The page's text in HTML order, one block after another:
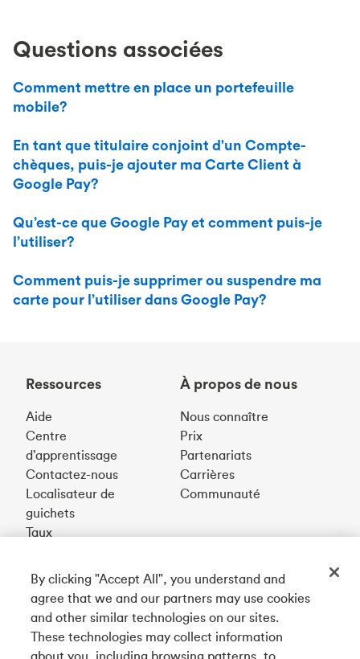
Questions associées
Comment mettre en place un portefeuille
mobile?
En tant que titulaire conjoint d'un Compte-
chèques, puis-je ajouter ma Carte Client à
Google Pay?
Qu’est-ce que Google Pay et comment puis-je
l’utiliser?
Comment puis-je supprimer ou suspendre ma
carte pour l’utiliser dans Google Pay?
Ressources
Aide
Centre
d’apprentissage
Contactez-nous
Localisateur de
guichets
Taux
À propos de nous
Nous connaître
Prix
Partenariats
Carrières
Communauté
Téléchargez notre appli
Connectez-vous avec nous
By clicking "Accept All", you understand and
agree that we and our partners may use cookies
and other similar technologies on our sites.
These technologies may collect information
about you, including browsing patterns, to